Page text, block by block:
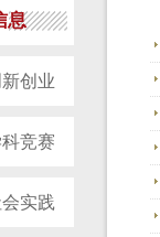
息
创业
竞赛
实践